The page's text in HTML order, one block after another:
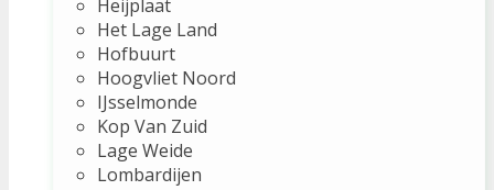
Heijplaat
Het Lage Land
Hofbuurt
Hoogvliet Noord
IJsselmonde
Kop Van Zuid
Lage Weide
Lombardijen